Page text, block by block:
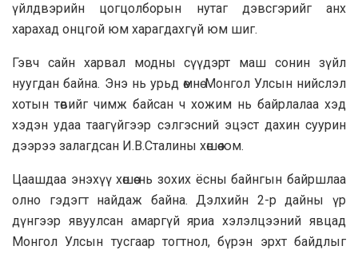
үйлдвэрийн цогцолборын нутаг дэвсгэрийг анх
харахад онцгой юм харагдахгүй юм шиг.
Гэвч сайн харвал модны сүүдэрт маш сонин зүйл
нуугдан байна. Энэ нь урьд өмнө Монгол Улсын нийслэл
хотын төвийг чимж байсан ч хожим нь байрлалаа хэд
хэдэн удаа таагүйгээр сэлгэсний эцэст дахин суурин
дээрээ залагдсан И.В.Сталины хөшөө юм.
Цаашдаа энэхүү хөшөө нь зохих ёсны байнгын байршлаа
олно гэдэгт найдаж байна. Дэлхийн 2-р дайны үр
дүнгээр явуулсан амаргүй яриа хэлэлцээний явцад
Монгол Улсын тусгаар тогтнол, бүрэн эрхт байдлыг